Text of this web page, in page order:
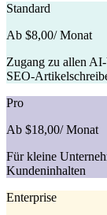
Standard
Ab $8,00/ Monat
Zugang zu allen
SEO-
Pro
Ab $18,00/ Monat
Für kleine
Kundeninhalten
Enterprise